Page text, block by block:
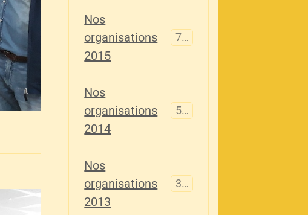
Nos
organisations
2015
776
Nos
organisations
2014
516
Nos
organisations
2013
344